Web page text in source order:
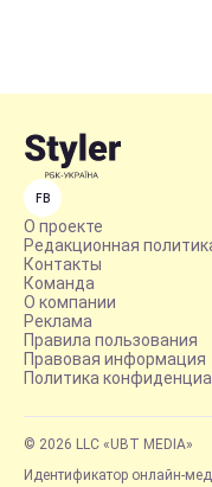
FB
О проекте
Редакционная
Контакты
Команда
О компании
Реклама
Правила пользования
Правовая информация
Политика
© 2026 LLC «UBT MEDIA»
Идентификатор онлайн-